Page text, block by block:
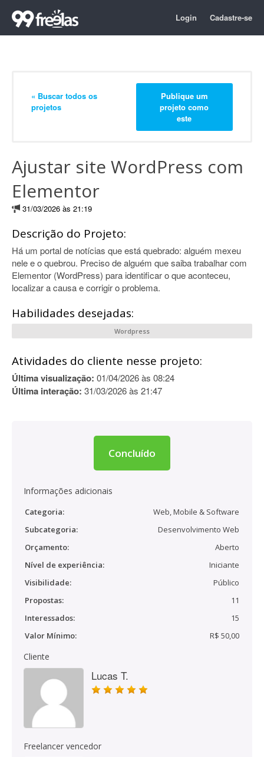
Login Cadastre-se
« Buscar todos os
projetos
Publique um
projeto como
este
Ajustar site WordPress com
Elementor
31/03/2026 às 21:19
Descrição do Projeto:
Há um portal de notícias que está quebrado: alguém mexeu
nele e o quebrou. Preciso de alguém que saiba trabalhar com
Elementor (WordPress) para identificar o que aconteceu,
localizar a causa e corrigir o problema.
Habilidades desejadas:
Wordpress
Atividades do cliente nesse projeto:
Última visualização: 01/04/2026 às 08:24
Última interação: 31/03/2026 às 21:47
Concluído
Informações adicionais
Categoria:
Web, Mobile & Software
Subcategoria:
Desenvolvimento Web
Orçamento:
Aberto
Nível de experiência:
Iniciante
Visibilidade:
Público
Propostas:
11
Interessados:
15
Valor Mínimo:
R$ 50,00
Cliente
Lucas T.
Freelancer vencedor